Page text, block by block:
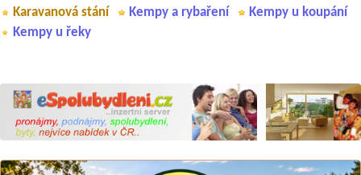
Karavanová stání
Kempy a rybaření
Kempy u koupání
Kempy u řeky